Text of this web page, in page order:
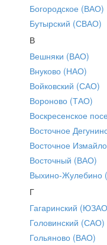
Богородское (ВАО)
Бутырский (СВАО)
В
Вешняки (ВАО)
Внуково (НАО)
Войковский (САО)
Вороново (ТАО)
Воскресенское
Восточное
Восточное
Восточный (ВАО)
Выхино-
Г
Гагаринский
Головинский (САО)
Гольяново (ВАО)